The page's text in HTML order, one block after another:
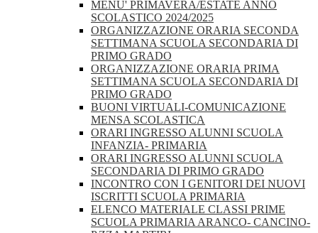
MENU' PRIMAVERA/ESTATE ANNO
SCOLASTICO 2024/2025
ORGANIZZAZIONE ORARIA SECONDA
SETTIMANA SCUOLA SECONDARIA DI
PRIMO GRADO
ORGANIZZAZIONE ORARIA PRIMA
SETTIMANA SCUOLA SECONDARIA DI
PRIMO GRADO
BUONI VIRTUALI-COMUNICAZIONE
MENSA SCOLASTICA
ORARI INGRESSO ALUNNI SCUOLA
INFANZIA- PRIMARIA
ORARI INGRESSO ALUNNI SCUOLA
SECONDARIA DI PRIMO GRADO
INCONTRO CON I GENITORI DEI NUOVI
ISCRITTI SCUOLA PRIMARIA
ELENCO MATERIALE CLASSI PRIME
SCUOLA PRIMARIA ARANCO- CANCINO-